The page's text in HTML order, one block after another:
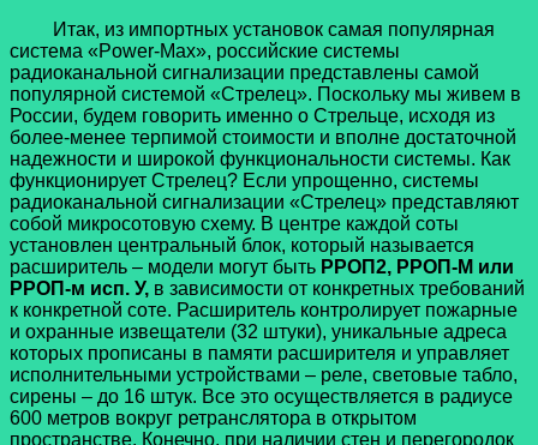
Итак, из импортных установок самая популярная
система «Power-Max», российские системы
радиоканальной сигнализации представлены самой
популярной системой «Стрелец». Поскольку мы живем в
России, будем говорить именно о Стрельце, исходя из
более-менее терпимой стоимости и вполне достаточной
надежности и широкой функциональности системы. Как
функционирует Стрелец? Если упрощенно, системы
радиоканальной сигнализации «Стрелец» представляют
собой микросотовую схему. В центре каждой соты
установлен центральный блок, который называется
расширитель – модели могут быть РРОП2, РРОП-М или
РРОП-м исп. У, в зависимости от конкретных требований
к конкретной соте. Расширитель контролирует пожарные
и охранные извещатели (32 штуки), уникальные адреса
которых прописаны в памяти расширителя и управляет
исполнительными устройствами – реле, световые табло,
сирены – до 16 штук. Все это осуществляется в радиусе
600 метров вокруг ретранслятора в открытом
пространстве. Конечно, при наличии стен и перегородок